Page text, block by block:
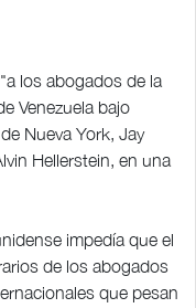
los abogados de la
Venezuela bajo
Nueva York, Jay
Hellerstein, en una
impedía que el
de los abogados
que pesan